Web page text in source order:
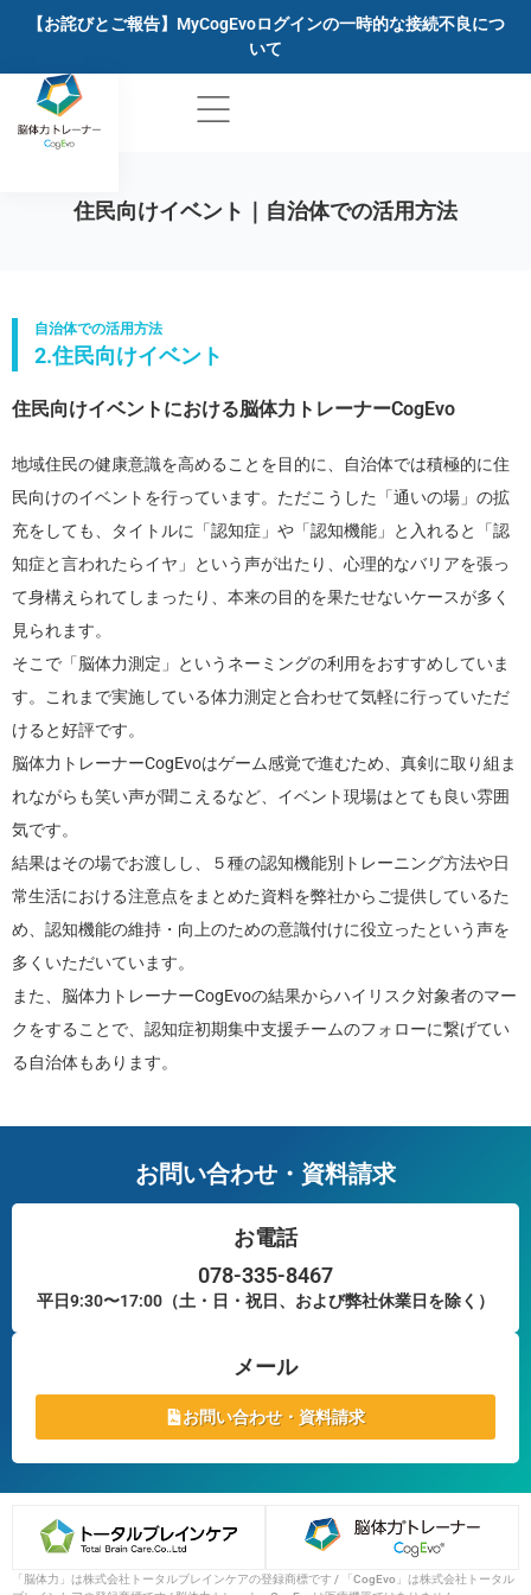
【お詫びとご報告】MyCogEvoログインの一時的な接続不良につ
いて
住民向けイベント｜自治体での活用方法
自治体での活用方法
2.住民向けイベント
住民向けイベントにおける脳体力トレーナーCogEvo
地域住民の健康意識を高めることを目的に、自治体では積極的に住
民向けのイベントを行っています。ただこうした「通いの場」の拡
充をしても、タイトルに「認知症」や「認知機能」と入れると「認
知症と言われたらイヤ」という声が出たり、心理的なバリアを張っ
て身構えられてしまったり、本来の目的を果たせないケースが多く
見られます。
そこで「脳体力測定」というネーミングの利用をおすすめしていま
す。これまで実施している体力測定と合わせて気軽に行っていただ
けると好評です。
脳体力トレーナーCogEvoはゲーム感覚で進むため、真剣に取り組ま
れながらも笑い声が聞こえるなど、イベント現場はとても良い雰囲
気です。
結果はその場でお渡しし、５種の認知機能別トレーニング方法や日
常生活における注意点をまとめた資料を弊社からご提供しているた
め、認知機能の維持・向上のための意識付けに役立ったという声を
多くいただいています。
また、脳体力トレーナーCogEvoの結果からハイリスク対象者のマー
クをすることで、認知症初期集中支援チームのフォローに繋げてい
る自治体もあります。
お問い合わせ・資料請求
お電話
078-335-8467
平日9:30〜17:00（土・日・祝日、および弊社休業日を除く）
メール
お問い合わせ・資料請求
「脳体力」は株式会社トータルブレインケアの登録商標です / 「CogEvo」は株式会社トータル